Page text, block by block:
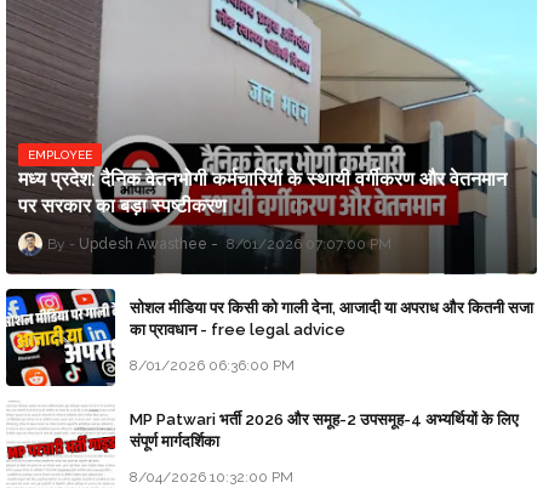
EMPLOYEE
मध्य प्रदेश: दैनिक वेतनभोगी कर्मचारियों के स्थायी वर्गीकरण और वेतनमान
पर सरकार का बड़ा स्पष्टीकरण
Updesh Awasthee 8/01/2026 07:07:00 PM
सोशल मीडिया पर किसी को गाली देना, आजादी या अपराध और कितनी सजा
का प्रावधान - free legal advice
8/01/2026 06:36:00 PM
MP Patwari भर्ती 2026 और समूह-2 उपसमूह-4 अभ्यर्थियों के लिए
संपूर्ण मार्गदर्शिका
8/04/2026 10:32:00 PM